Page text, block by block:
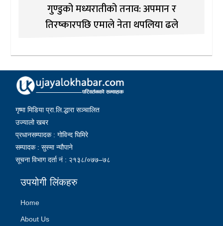
गुण्डुको मध्यरातीको तनाव: अपमान र
तिरष्कारपछि एमाले नेता थपलिया ढले
गृष्मा मिडिया प्रा.लि.द्धारा सञ्चालित
उज्यालो खबर
प्रधानसम्पादक : गोविन्द घिमिरे
सम्पादक : सुस्मा न्यौपाने
सूचना विभाग दर्ता नं : २१३८/०७७–७८
उपयोगी लिंकहरु
Home
About Us